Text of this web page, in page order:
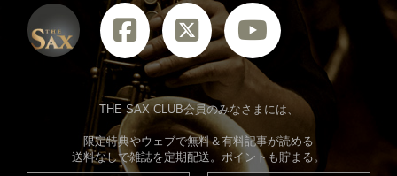
THE SAX CLUB会員のみなさまには、
限定特典やウェブで無料＆有料記事が読める
送料なしで雑誌を定期配送。ポイントも貯まる。